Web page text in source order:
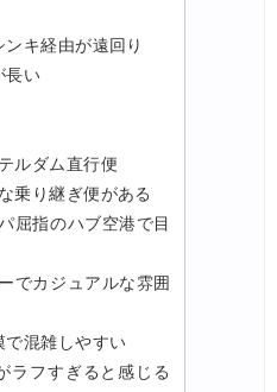
キ経由が遠回り
長い
ルダム直行便
乗り継ぎ便がある
屈指のハブ空港で目
でカジュアルな雰囲
で混雑しやすい
ラフすぎると感じる